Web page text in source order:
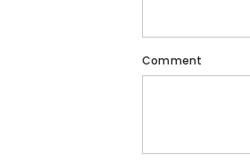
Comment